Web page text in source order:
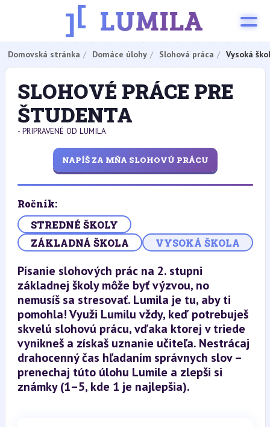
Domovská stránka Domáce úlohy Slohová práca Vysoká
SLOHOVÉ PRÁCE PRE
ŠTUDENTA
- PRIPRAVENÉ OD LUMILA
NAPÍŠ ZA MŇA SLOHOVÚ PRÁCU
Ročník:
STREDNÉ ŠKOLY
ZÁKLADNÁ ŠKOLA
VYSOKÁ ŠKOLA
Písanie slohových prác na 2. stupni
základnej školy môže byť výzvou, no
nemusíš sa stresovať. Lumila je tu, aby ti
pomohla! Využi Lumilu vždy, keď potrebuješ
skvelú slohovú prácu, vďaka ktorej v triede
vynikneš a získaš uznanie učiteľa. Nestrácaj
drahocenný čas hľadaním správnych slov –
prenechaj túto úlohu Lumile a zlepši si
známky (1–5, kde 1 je najlepšia).